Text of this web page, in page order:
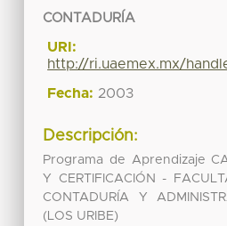
CONTADURÍA
URI:
http://ri.uaemex.mx/
Fecha: 2003
Descripción:
Programa de Aprendizaje
Y CERTIFICACIÓN -
CONTADURÍA Y
(LOS URIBE)